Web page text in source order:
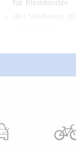
für Kleinkinder
des Weiteren
und
Wohnung
Großzügiges